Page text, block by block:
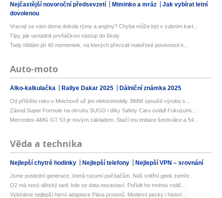
Nejčastější novoroční předsevzetí Miminko a mráz
Jak vybírat letní
dovolenou
Vracejí se vám doma dokola rýmy a angíny? Chyba může být v zubním kart...
Tipy, jak usnadnit prvňáčkovi nástup do školy
Tady hlídám já! 40 momentek, na kterých převzali mateřské povinnosti k...
Auto-moto
Alko-kalkulačka Rallye Dakar 2025 Dálniční známka 2025
Od příštího roku v Mnichově už jen elektromobily. BMW spouští výrobu s...
Závod Super Formule na okruhu SUGO i díky Safety Caru ovládl Fukuzumi....
Mercedes-AMG GT 53 je novým základem. Stačí mu imitace šestiválce a 54...
Věda a technika
Nejlepší chytré hodinky Nejlepší telefony Nejlepší VPN – srovnání
Jsme poslední generace, která rozumí počítačům. Náš vnitřní geek zemře...
O2 má nový dětský tarif, kde se data nezastaví. Pořídit ho mohou rodič...
Vybíráme nejlepší herní adaptace Pána prstenů. Moderní pecky i histori...